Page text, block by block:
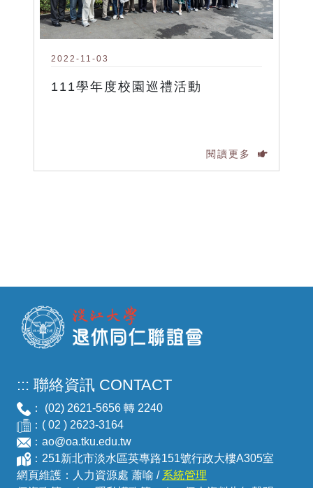
2022-11-03
111學年度校園巡禮活動
閱讀更多
::: 聯絡資訊 CONTACT
： (02) 2621-5656 轉 2240
：( 02 ) 2623-3164
： ao@oa.tku.edu.tw
：251新北市淡水區英專路151號行政大樓A305室
網頁維護：人力資源處 蕭喻 / 系統管理